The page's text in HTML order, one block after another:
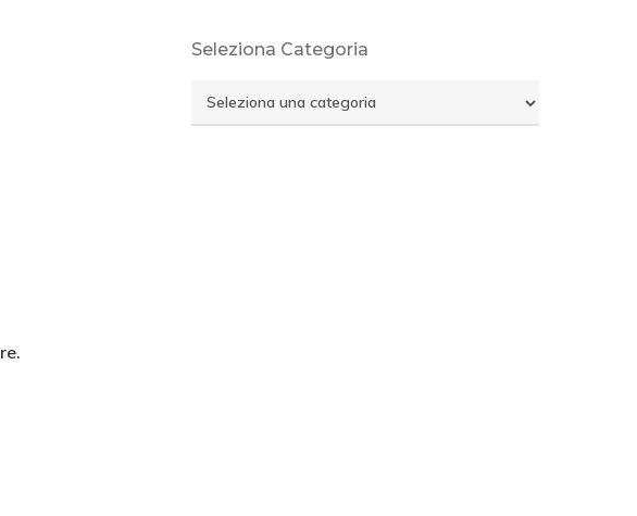
Seleziona Categoria
Seleziona
Categoria